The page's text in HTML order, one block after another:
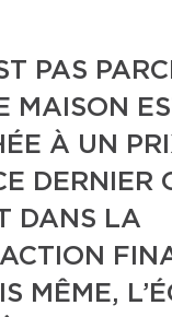
PAS
MAISON
À UN
DERNIER
DANS LA
MÊME,